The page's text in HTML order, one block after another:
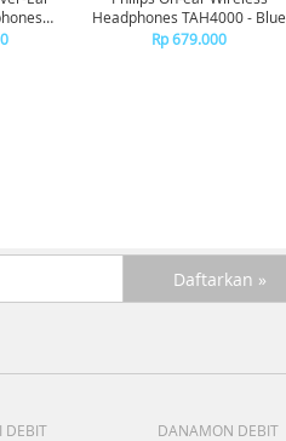
Headphones TAH4000 - Blue
Rp 679.000
DEBIT
DANAMON DEBIT